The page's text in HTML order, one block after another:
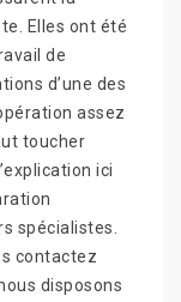
Elles ont été
de
d’une des
assez
toucher
ici
spécialistes.
contactez
disposons